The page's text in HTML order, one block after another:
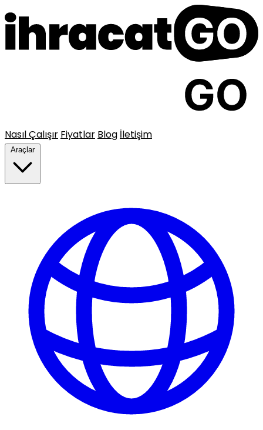
Nasıl Çalışır Fiyatlar Blog İletişim
Araçlar